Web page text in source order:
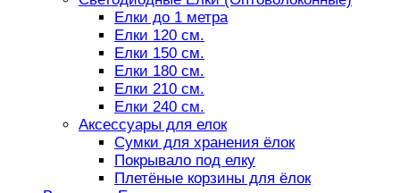
Елки до 1 метра
Елки 120 см.
Елки 150 см.
Елки 180 см.
Елки 210 см.
Елки 240 см.
Аксессуары для елок
Сумки для хранения ёлок
Покрывало под елку
Плетёные корзины для ёлок